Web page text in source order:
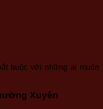
buộc với những ai muốn
Xuyên